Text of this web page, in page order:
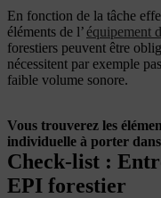
En fonction de la tâche
éléments de l’ équipement
forestiers peuvent être
nécessitent par exemple
faible volume sonore.
Vous trouverez les
individuelle à porter
Check-list :
EPI forestier